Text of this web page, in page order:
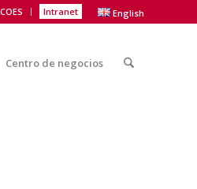
Intranet English
Centro de negocios